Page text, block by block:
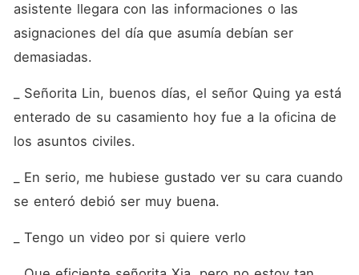
asistente llegara con las informaciones o las
asignaciones del día que asumía debían ser
demasiadas.
_ Señorita Lin, buenos días, el señor Quing ya está
enterado de su casamiento hoy fue a la oficina de
los asuntos civiles.
_ En serio, me hubiese gustado ver su cara cuando
se enteró debió ser muy buena.
_ Tengo un video por si quiere verlo